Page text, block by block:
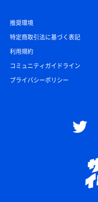
推奨環境
特定商取引法に基づく表記
利用規約
コミュニティガイドライン
プライバシーポリシー